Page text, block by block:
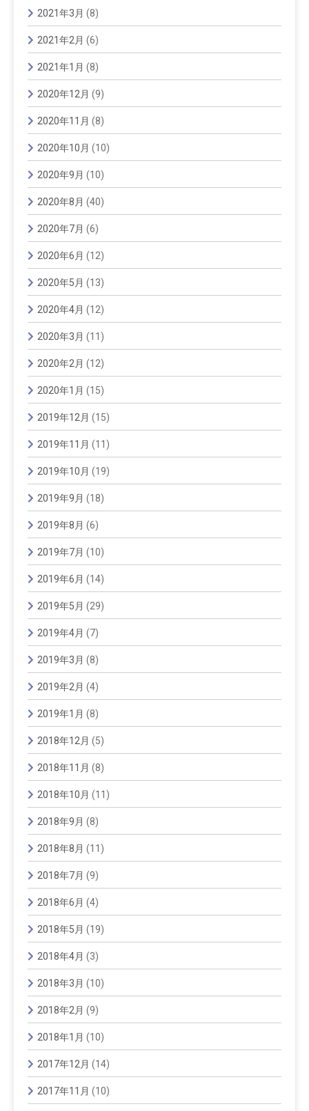
2021年3月 (8)
2021年2月 (6)
2021年1月 (8)
2020年12月 (9)
2020年11月 (8)
2020年10月 (10)
2020年9月 (10)
2020年8月 (40)
2020年7月 (6)
2020年6月 (12)
2020年5月 (13)
2020年4月 (12)
2020年3月 (11)
2020年2月 (12)
2020年1月 (15)
2019年12月 (15)
2019年11月 (11)
2019年10月 (19)
2019年9月 (18)
2019年8月 (6)
2019年7月 (10)
2019年6月 (14)
2019年5月 (29)
2019年4月 (7)
2019年3月 (8)
2019年2月 (4)
2019年1月 (8)
2018年12月 (5)
2018年11月 (8)
2018年10月 (11)
2018年9月 (8)
2018年8月 (11)
2018年7月 (9)
2018年6月 (4)
2018年5月 (19)
2018年4月 (3)
2018年3月 (10)
2018年2月 (9)
2018年1月 (10)
2017年12月 (14)
2017年11月 (10)